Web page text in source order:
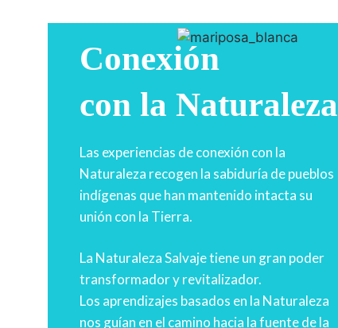
Conexión
con la Naturaleza
Las experiencias de conexión con la
Naturaleza recogen la sabiduría de pueblos
indígenas que han mantenido intacta su
unión con la Tierra.
La Naturaleza Salvaje tiene un gran poder
transformador y revitalizador.
Los aprendizajes basados en la Naturaleza
nos guían en el camino hacia la fuente de la